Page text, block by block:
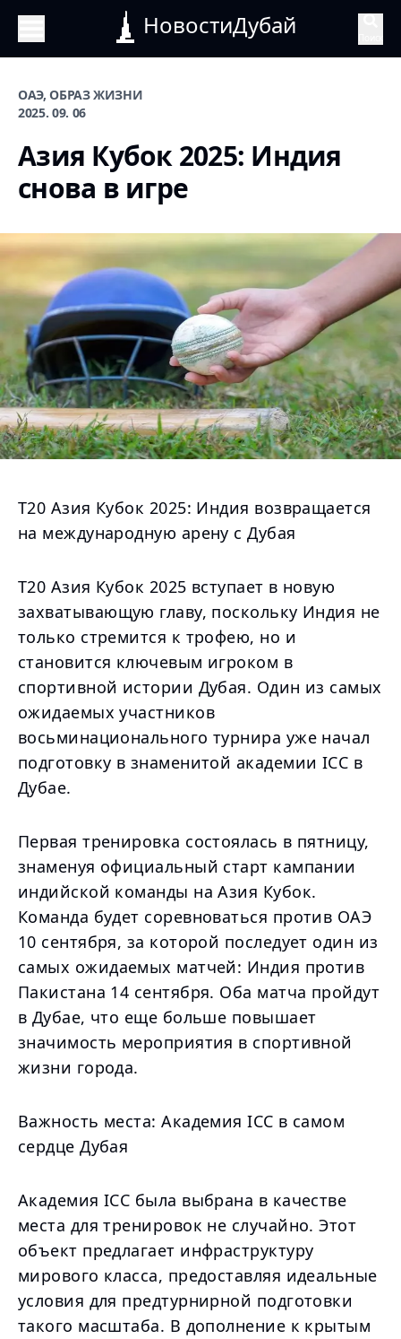
НовостиДубай
ОАЭ, ОБРАЗ ЖИЗНИ
2025. 09. 06
Азия Кубок 2025: Индия
снова в игре
Т20 Азия Кубок 2025: Индия возвращается
на международную арену с Дубая
Т20 Азия Кубок 2025 вступает в новую
захватывающую главу, поскольку Индия не
только стремится к трофею, но и
становится ключевым игроком в
спортивной истории Дубая. Один из самых
ожидаемых участников
восьминационального турнира уже начал
подготовку в знаменитой академии ICC в
Дубае.
Первая тренировка состоялась в пятницу,
знаменуя официальный старт кампании
индийской команды на Азия Кубок.
Команда будет соревноваться против ОАЭ
10 сентября, за которой последует один из
самых ожидаемых матчей: Индия против
Пакистана 14 сентября. Оба матча пройдут
в Дубае, что еще больше повышает
значимость мероприятия в спортивной
жизни города.
Важность места: Академия ICC в самом
сердце Дубая
Академия ICC была выбрана в качестве
места для тренировок не случайно. Этот
объект предлагает инфраструктуру
мирового класса, предоставляя идеальные
условия для предтурнирной подготовки
такого масштаба. В дополнение к крытым